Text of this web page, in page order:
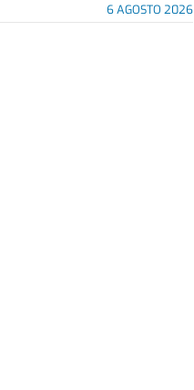
6 AGOSTO 2026